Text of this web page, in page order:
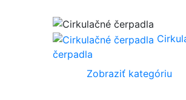
čerpadla
Zobraziť kategóriu